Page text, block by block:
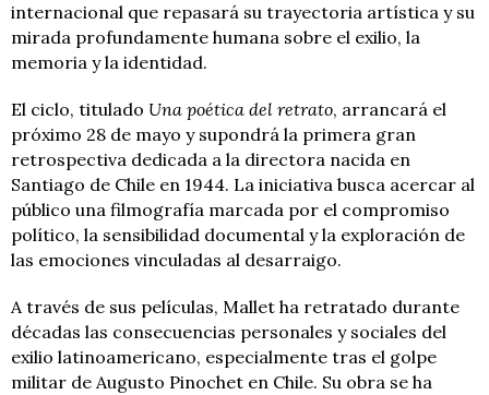
internacional que repasará su trayectoria artística y su
mirada profundamente humana sobre el exilio, la
memoria y la identidad.
El ciclo, titulado Una poética del retrato, arrancará el
próximo 28 de mayo y supondrá la primera gran
retrospectiva dedicada a la directora nacida en
Santiago de Chile en 1944. La iniciativa busca acercar al
público una filmografía marcada por el compromiso
político, la sensibilidad documental y la exploración de
las emociones vinculadas al desarraigo.
A través de sus películas, Mallet ha retratado durante
décadas las consecuencias personales y sociales del
exilio latinoamericano, especialmente tras el golpe
militar de Augusto Pinochet en Chile. Su obra se ha